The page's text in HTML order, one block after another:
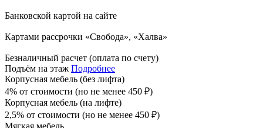
Банковской картой на сайте
Картами рассрочки «Свобода», «Халва»
Безналичный расчет (оплата по счету)
Подъём на этаж Подробнее
Корпусная мебель (без лифта)
4% от стоимости (но не менее 450 ₽)
Корпусная мебель (на лифте)
2,5% от стоимости (но не менее 450 ₽)